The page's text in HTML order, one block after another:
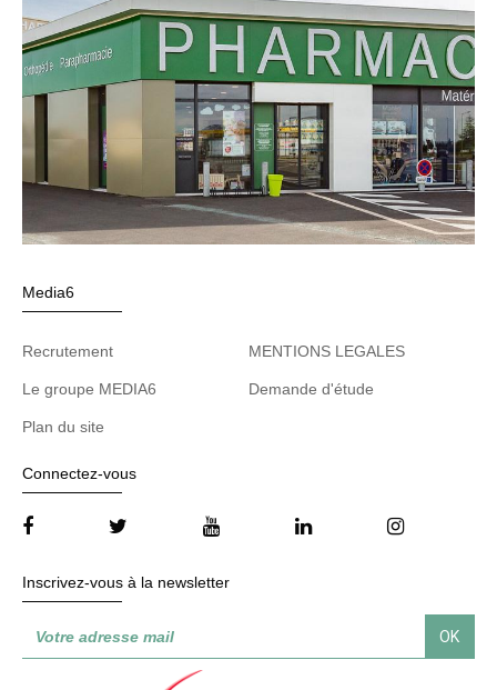
Media6
Recrutement MENTIONS LEGALES
Le groupe MEDIA6 Demande d'étude
Plan du site
Connectez-vous
Inscrivez-vous à la newsletter
OK